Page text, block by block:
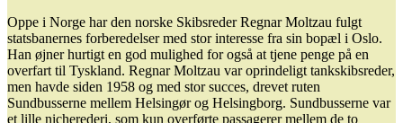
Oppe i Norge har den norske Skibsreder Regnar Moltzau fulgt
statsbanernes forberedelser med stor interesse fra sin bopæl i Oslo.
Han øjner hurtigt en god mulighed for også at tjene penge på en
overfart til Tyskland. Regnar Moltzau var oprindeligt tankskibsreder,
men havde siden 1958 og med stor succes, drevet ruten
Sundbusserne mellem Helsingør og Helsingborg. Sundbusserne var
et lille nicherederi, som kun overførte passagerer mellem de to